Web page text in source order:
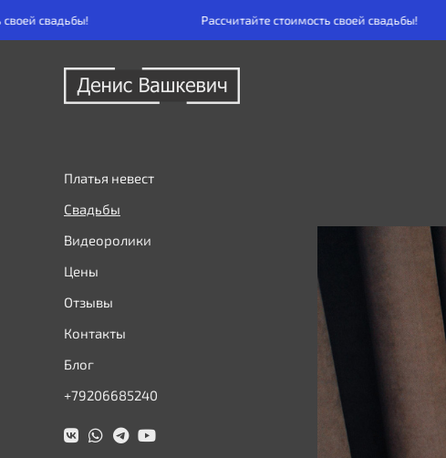
Платья невест
Свадьбы
Видеоролики
Цены
Отзывы
Контакты
Блог
+79206685240
Рассчитайте стоимость своей свадьбы!